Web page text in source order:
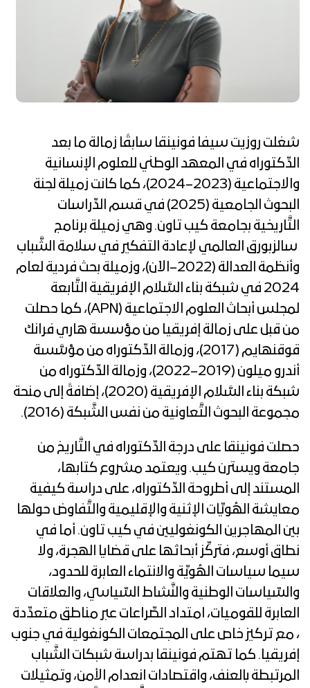
شغلت روزيت سيفا فونينقا سابقًا زمالة ما بعد
الدِّكتوراه في المعهد الوطني للعلوم الإنسانية
والاجتماعية (2023–2024)، كما كانت زميلة لجنة
البحوث الجامعية (2025) في قسم الدِّراسات
التَّاريخية بجامعة كيب تاون. وهي زميلة برنامج
سالزبورق العالمي لإعادة التفكير في سلامة الشَّباب
وأنظمة العدالة (2022–الآن)، وزميلة بحث فردية لعام
2024 في شبكة بناء السَّلام الإفريقية التَّابعة
لمجلس أبحاث العلوم الاجتماعية (APN)، كما حصلت
من قبل على زمالة إفريقيا من مؤسسة هاري فرانك
قوقنهايم (2017)، وزمالة الدِّكتوراه من مؤسَّسة
أندرو ميلون (2019–2022)، وزمالة الدِّكتوراه من
شبكة بناء السَّلام الإفريقية (2020)، إضافةً إلى منحة
مجموعة البحوث التَّعاونية من نفس الشَّبكة (2016).
حصلت فونينقا على درجة الدِّكتوراه في التَّاريخ من
جامعة ويسترن كيب. ويعتمد مشروع كتابها،
المستند إلى أطروحة الدِّكتوراه، على دراسة كيفية
معايشة الهُويِّات الإثنية والإقليمية والتَّفاوض حولها
بين المهاجرين الكونغوليين في كيب تاون. أما في
نطاق أوسع، فتركِّز أبحاثها على قضايا الهجرة، ولا
سيما سياسات الهُويِّة والانتماء العابرة للحدود،
والسِّياسات الوطنية والنَّشاط السِّياسي، والعلاقات
العابرة للقوميات، امتداد الصِّراعات عبر مناطق متعدِّدة
، مع تركيز خاص على المجتمعات الكونغولية في جنوب
إفريقيا. كما تهتم فونينقا بدراسة شبكات الشَّباب
المرتبطة بالعنف، واقتصادات انعدام الأمن، وتمثيلات